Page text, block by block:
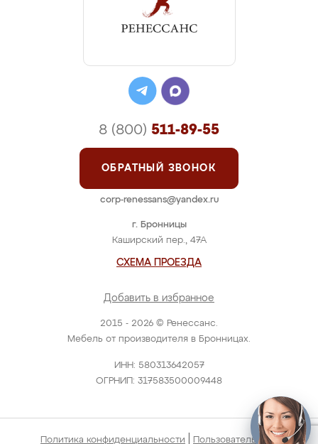
2015 - 2026 © Ренессанс.
Мебель от производителя в Бронницах.
ИНН: 580313642057
ОГРНИП: 317583500009448
г. Бронницы
Каширский пер., 47А
СХЕМА ПРОЕЗДА
Добавить в избранное
8 (800) 511-89-55
ОБРАТНЫЙ ЗВОНОК
corp-renessans@yandex.ru
Политика конфиденциальности Пользовательское